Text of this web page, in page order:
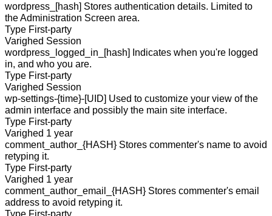
wordpress_[hash] Stores authentication details. Limited to
the Administration Screen area.
Type First-party
Varighed Session
wordpress_logged_in_[hash]
Indicates when you're logged
in, and who you are.
Type First-party
Varighed Session
wp-settings-{time}-[UID] Used to customize your view of the
admin interface and possibly the main site interface.
Type First-party
Varighed 1 year
comment_author_{HASH} Stores commenter's name to avoid
retyping it.
Type First-party
Varighed 1 year
comment_author_email_{HASH} Stores commenter's email
address to avoid retyping it.
Type First-party